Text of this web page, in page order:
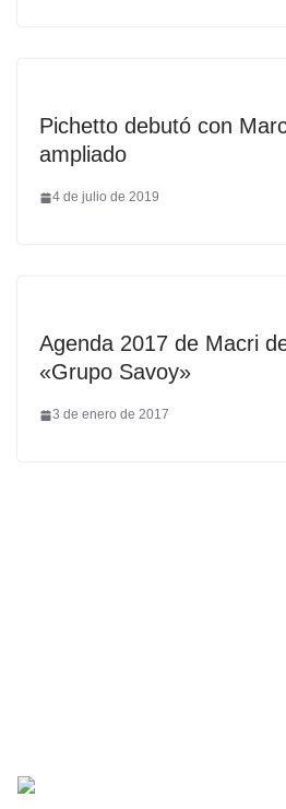
Pichetto debutó con
ampliado
4 de julio de 2019
Agenda 2017 de Macri
«Grupo Savoy»
3 de enero de 2017